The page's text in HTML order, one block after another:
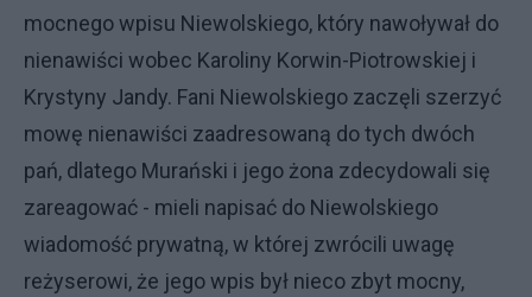
mocnego wpisu Niewolskiego, który nawoływał do
nienawiści wobec Karoliny Korwin-Piotrowskiej i
Krystyny Jandy. Fani Niewolskiego zaczęli szerzyć
mowę nienawiści zaadresowaną do tych dwóch
pań, dlatego Murański i jego żona zdecydowali się
zareagować - mieli napisać do Niewolskiego
wiadomość prywatną, w której zwrócili uwagę
reżyserowi, że jego wpis był nieco zbyt mocny,